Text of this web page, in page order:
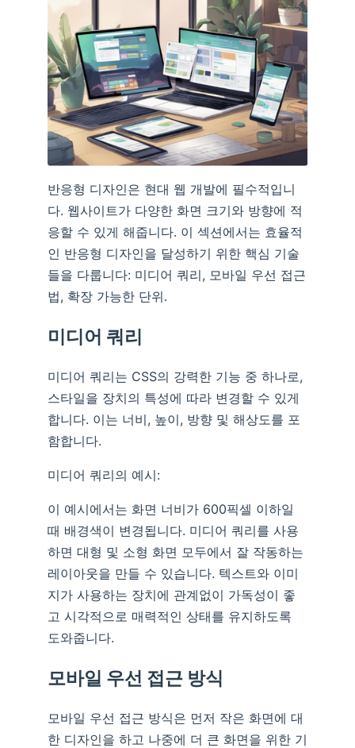
반응형 디자인은 현대 웹 개발에 필수적입니
다. 웹사이트가 다양한 화면 크기와 방향에 적
응할 수 있게 해줍니다. 이 섹션에서는 효율적
인 반응형 디자인을 달성하기 위한 핵심 기술
들을 다룹니다: 미디어 쿼리, 모바일 우선 접근
법, 확장 가능한 단위.
미디어 쿼리
미디어 쿼리는 CSS의 강력한 기능 중 하나로,
스타일을 장치의 특성에 따라 변경할 수 있게
합니다. 이는 너비, 높이, 방향 및 해상도를 포
함합니다.
미디어 쿼리의 예시:
이 예시에서는 화면 너비가 600픽셀 이하일
때 배경색이 변경됩니다. 미디어 쿼리를 사용
하면 대형 및 소형 화면 모두에서 잘 작동하는
레이아웃을 만들 수 있습니다. 텍스트와 이미
지가 사용하는 장치에 관계없이 가독성이 좋
고 시각적으로 매력적인 상태를 유지하도록
도와줍니다.
모바일 우선 접근 방식
모바일 우선 접근 방식은 먼저 작은 화면에 대
한 디자인을 하고 나중에 더 큰 화면을 위한 기